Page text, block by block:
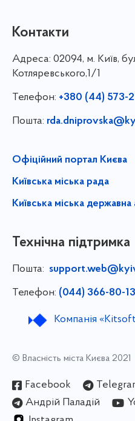
Контакти
Адреса: 02094, м. Київ,
Котляревського,1/1
Телефон: +380 (44) 573-
Пошта:
Офіційний портал Києва
Київська міська рада
Київська міська державна
Технічна підтримка
Пошта:
Телефон: (044) 366-80-13
Компанія
© Власність міста Києва 2021
Facebook
Андрій Паладій